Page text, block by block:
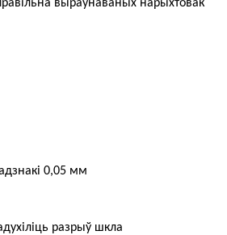
выраўнаваных нарыхтовак
0,05 мм
разрыў шкла